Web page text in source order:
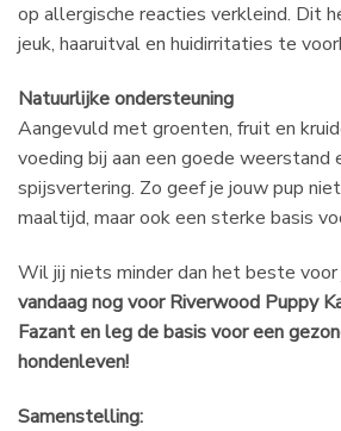
op allergische reacties verkleind. Dit
jeuk, haaruitval en huidirritaties te
Natuurlijke ondersteuning
Aangevuld met groenten, fruit en
voeding bij aan een goede weerstand
spijsvertering. Zo geef je jouw pup
maaltijd, maar ook een sterke basis
Wil jij niets minder dan het beste voor
vandaag nog voor Riverwood Puppy
Fazant en leg de basis voor een
hondenleven!
Samenstelling: